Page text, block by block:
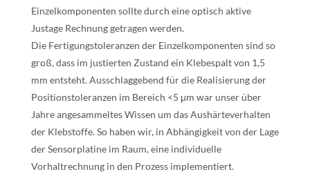
Einzelkomponenten sollte durch eine optisch aktive
Justage Rechnung getragen werden.
Die Fertigungstoleranzen der Einzelkomponenten sind so
groß, dass im justierten Zustand ein Klebespalt von 1,5
mm entsteht. Ausschlaggebend für die Realisierung der
Positionstoleranzen im Bereich <5 μm war unser über
Jahre angesammeltes Wissen um das Aushärteverhalten
der Klebstoffe. So haben wir, in Abhängigkeit von der Lage
der Sensorplatine im Raum, eine individuelle
Vorhaltrechnung in den Prozess implementiert.